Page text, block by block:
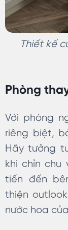
Thiết kế
Phòng
Với phòng
riêng biệt,
Hãy tưởng
khi chỉn chu
tiến đến
thiện
nước hoa